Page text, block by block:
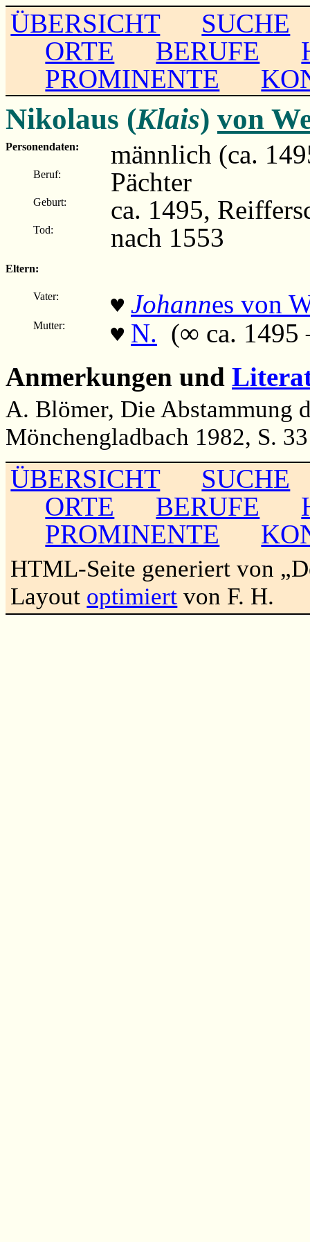
ÜBERSICHT
SUCHE
ORTE
BERUFE
PROMINENTE
Nikolaus (Klais) von
Personendaten: männlich (ca.
Beruf: Pächter
Geburt: ca. 1495,
Tod: nach 1553
Eltern:
Vater: ♥ Johannes von
Mutter: ♥ N. (∞ ca. 1495
Anmerkungen und
A. Blömer, Die Abstammung
Mönchengladbach 1982, S. 33
ÜBERSICHT
SUCHE
ORTE
BERUFE
PROMINENTE
HTML-Seite generiert von
Layout optimiert von F. H.